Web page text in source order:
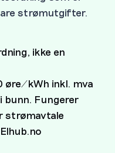
strømutgifter.
ikke en
øre/kWh inkl. mva
bunn. Fungerer
strømavtale